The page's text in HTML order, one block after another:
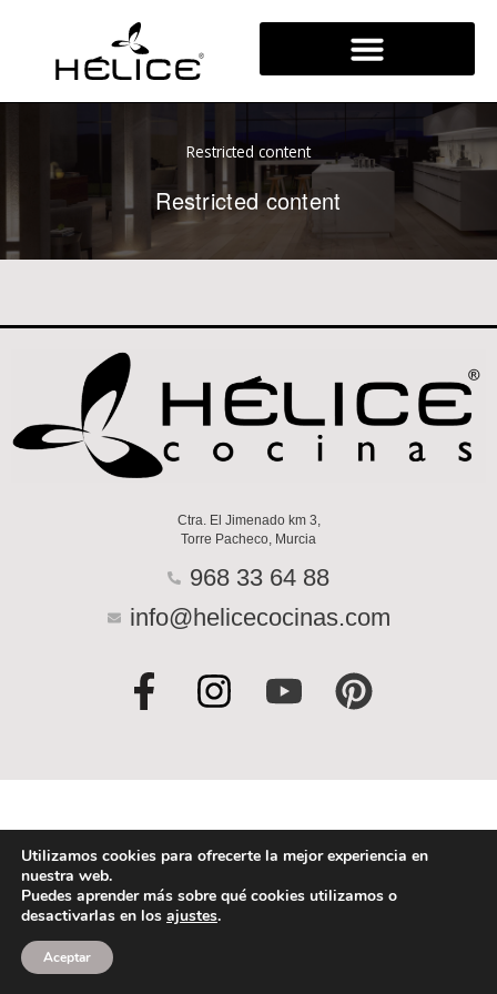
Restricted content
Restricted content
Ctra. El Jimenado km 3,
Torre Pacheco, Murcia
968 33 64 88
info@helicecocinas.com
F
a
e
b
o
o
k
I
n
t
a
g
r
a
Y
o
t
u
b
e
P
i
t
e
r
e
Utilizamos cookies para ofrecerte la mejor experiencia en
nuestra web.
Puedes aprender más sobre qué cookies utilizamos o
desactivarlas en los ajustes.
Aceptar